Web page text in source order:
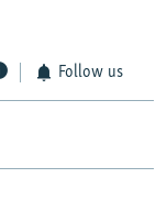
Follow us